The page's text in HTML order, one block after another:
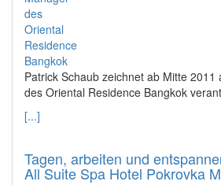
Patrick Schaub zeichnet ab Mitte
des Oriental Residence Bangkok
[...]
Tagen, arbeiten und
All Suite Spa Hotel Pokrovka